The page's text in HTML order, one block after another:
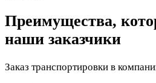
Преимущества,
наши заказчики
Заказ транспортировки в